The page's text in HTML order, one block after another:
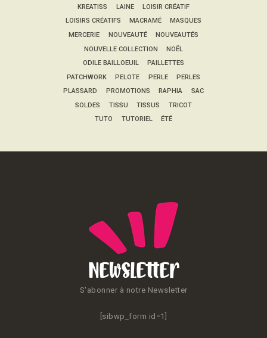
KREATISS
LAINE
LOISIR CRÉATIF
LOISIRS CRÉATIFS
MACRAMÉ
MASQUES
MERCERIE
NOUVEAUTÉ
NOUVEAUTÉS
NOUVELLE COLLECTION
NOËL
ODILE BAILLOEUIL
PAILLETTES
PATCHWORK
PELOTE PERLE
PERLES
PLASSARD
PROMOTIONS RAPHIA
SAC
SOLDES
TISSU TISSUS
TRICOT
TUTO
TUTORIEL ÉTÉ
Newsletter
S'abonner à notre Newsletter
[sibwp_form id=1]